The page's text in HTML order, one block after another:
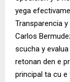
yega
Transparencia
Carlos
scucha y
retonan den e
principal ta cu